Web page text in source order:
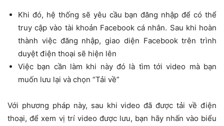
Khi đó, hệ thống sẽ yêu cầu bạn đăng nhập để có thể
truy cập vào tài khoản Facebook cá nhân. Sau khi hoàn
thành việc đăng nhập, giao diện Facebook trên trình
duyệt điện thoại sẽ hiện lên
Việc bạn cần làm khi này đó là tìm tới video mà bạn
muốn lưu lại và chọn “Tải về”
Với phương pháp này, sau khi video đã được tải về điện
thoại, để xem vị trí video được lưu, bạn hãy nhấn vào biểu